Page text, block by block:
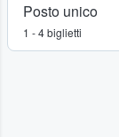
Posto unico
1 - 4 biglietti